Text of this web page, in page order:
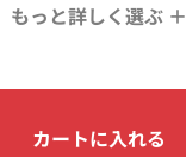
もっと詳しく選ぶ ＋
カートに入れる